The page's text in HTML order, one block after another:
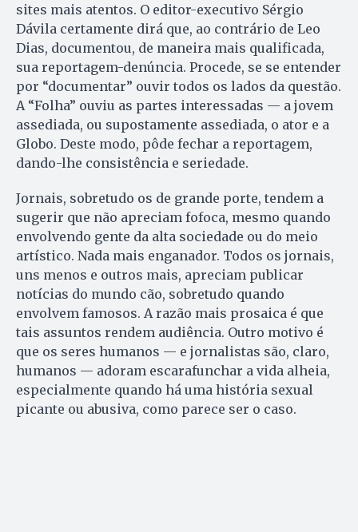
sites mais atentos. O editor-executivo Sérgio
Dávila certamente dirá que, ao contrário de Leo
Dias, documentou, de maneira mais qualificada,
sua reportagem-denúncia. Procede, se se entender
por “documentar” ouvir todos os lados da questão.
A “Folha” ouviu as partes interessadas — a jovem
assediada, ou supostamente assediada, o ator e a
Globo. Deste modo, pôde fechar a reportagem,
dando-lhe consistência e seriedade.
Jornais, sobretudo os de grande porte, tendem a
sugerir que não apreciam fofoca, mesmo quando
envolvendo gente da alta sociedade ou do meio
artístico. Nada mais enganador. Todos os jornais,
uns menos e outros mais, apreciam publicar
notícias do mundo cão, sobretudo quando
envolvem famosos. A razão mais prosaica é que
tais assuntos rendem audiência. Outro motivo é
que os seres humanos — e jornalistas são, claro,
humanos — adoram escarafunchar a vida alheia,
especialmente quando há uma história sexual
picante ou abusiva, como parece ser o caso.